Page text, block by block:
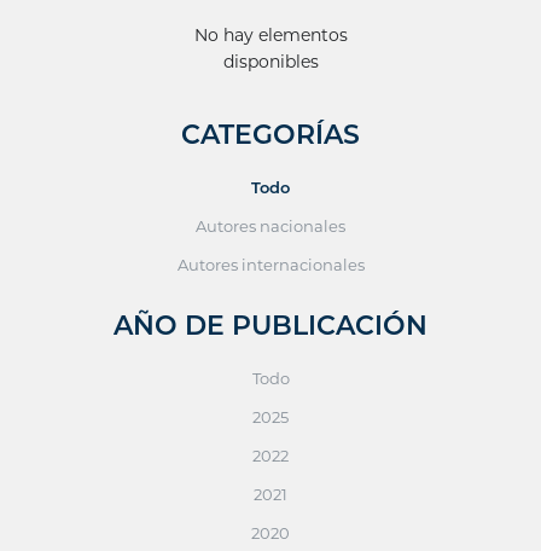
No hay elementos
disponibles
CATEGORÍAS
Todo
Autores nacionales
Autores internacionales
AÑO DE PUBLICACIÓN
Todo
2025
2022
2021
2020